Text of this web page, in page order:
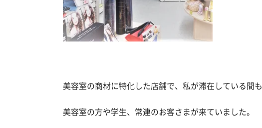
美容室の商材に特化した店舗で、私が滞在している間も
美容室の方や学生、常連のお客さまが来ていました。